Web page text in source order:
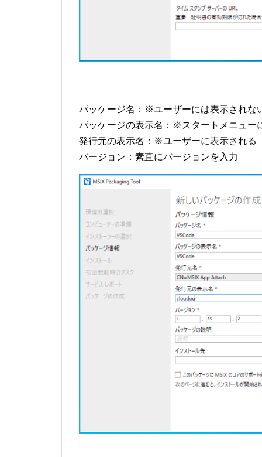
パッケージ名：※ユーザーには表示されな
パッケージの表示名：※スタートメニュー
発行元の表示名：※ユーザーに表示される
バージョン：素直にバージョンを入力